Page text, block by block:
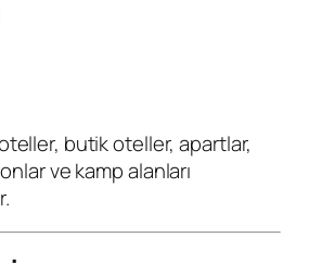
butik oteller, apartlar,
ve kamp alanları